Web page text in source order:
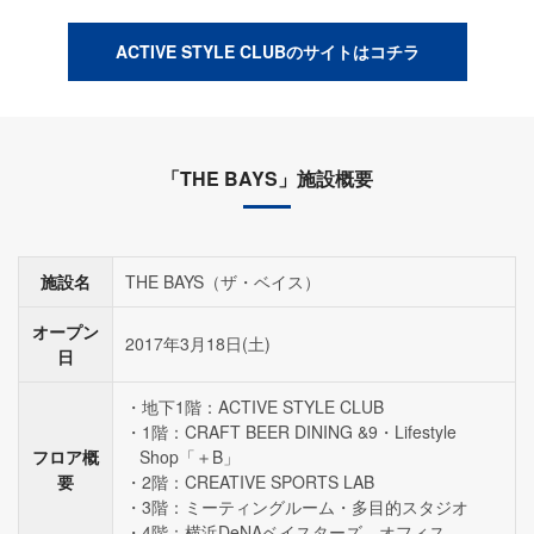
ACTIVE STYLE CLUBのサイトはコチラ
「THE BAYS」施設概要
施設名 THE BAYS（ザ・ベイス）
オープン
日
2017年3月18日(土)
フロア概
要
地下1階：ACTIVE STYLE CLUB
1階：CRAFT BEER DINING &9・Lifestyle
Shop「＋B」
2階：CREATIVE SPORTS LAB
3階：ミーティングルーム・多目的スタジオ